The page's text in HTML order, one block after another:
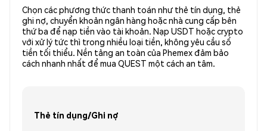
Chọn các phương thức thanh toán như thẻ tín dụng, thẻ
ghi nợ, chuyển khoản ngân hàng hoặc nhà cung cấp bên
thứ ba để nạp tiền vào tài khoản. Nạp USDT hoặc crypto
với xử lý tức thì trong nhiều loại tiền, không yêu cầu số
tiền tối thiểu. Nền tảng an toàn của Phemex đảm bảo
cách nhanh nhất để mua QUEST một cách an tâm.
Thẻ tín dụng/Ghi nợ